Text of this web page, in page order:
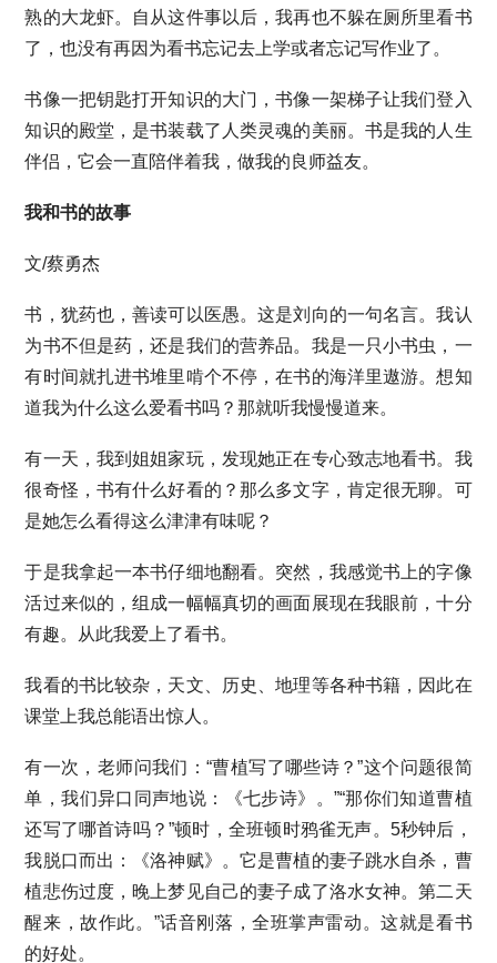
熟的大龙虾。自从这件事以后，我再也不躲在厕所里看书
了，也没有再因为看书忘记去上学或者忘记写作业了。
书像一把钥匙打开知识的大门，书像一架梯子让我们登入
知识的殿堂，是书装载了人类灵魂的美丽。书是我的人生
伴侣，它会一直陪伴着我，做我的良师益友。
我和书的故事
文/蔡勇杰
书，犹药也，善读可以医愚。这是刘向的一句名言。我认
为书不但是药，还是我们的营养品。我是一只小书虫，一
有时间就扎进书堆里啃个不停，在书的海洋里遨游。想知
道我为什么这么爱看书吗？那就听我慢慢道来。
有一天，我到姐姐家玩，发现她正在专心致志地看书。我
很奇怪，书有什么好看的？那么多文字，肯定很无聊。可
是她怎么看得这么津津有味呢？
于是我拿起一本书仔细地翻看。突然，我感觉书上的字像
活过来似的，组成一幅幅真切的画面展现在我眼前，十分
有趣。从此我爱上了看书。
我看的书比较杂，天文、历史、地理等各种书籍，因此在
课堂上我总能语出惊人。
有一次，老师问我们：“曹植写了哪些诗？”这个问题很简
单，我们异口同声地说：《七步诗》。”“那你们知道曹植
还写了哪首诗吗？”顿时，全班顿时鸦雀无声。5秒钟后，
我脱口而出：《洛神赋》。它是曹植的妻子跳水自杀，曹
植悲伤过度，晚上梦见自己的妻子成了洛水女神。第二天
醒来，故作此。”话音刚落，全班掌声雷动。这就是看书
的好处。